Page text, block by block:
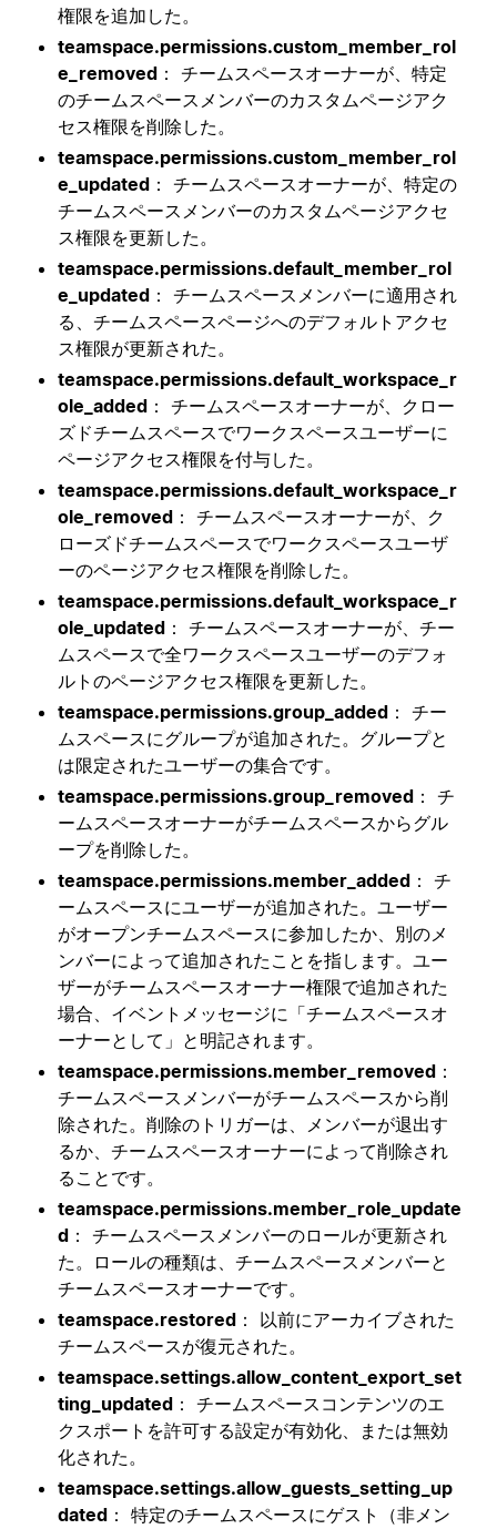
権限を追加した。
teamspace.permissions.custom_member_rol
e_removed ： チームスペースオーナーが、特定
のチームスペースメンバーのカスタムページアク
セス権限を削除した。
teamspace.permissions.custom_member_rol
e_updated ： チームスペースオーナーが、特定の
チームスペースメンバーのカスタムページアクセ
ス権限を更新した。
teamspace.permissions.default_member_rol
e_updated ： チームスペースメンバーに適用され
る、チームスペースページへのデフォルトアクセ
ス権限が更新された。
teamspace.permissions.default_workspace_r
ole_added ： チームスペースオーナーが、クロー
ズドチームスペースでワークスペースユーザーに
ページアクセス権限を付与した。
teamspace.permissions.default_workspace_r
ole_removed ： チームスペースオーナーが、ク
ローズドチームスペースでワークスペースユーザ
ーのページアクセス権限を削除した。
teamspace.permissions.default_workspace_r
ole_updated ： チームスペースオーナーが、チー
ムスペースで全ワークスペースユーザーのデフォ
ルトのページアクセス権限を更新した。
teamspace.permissions.group_added ： チー
ムスペースにグループが追加された。グループと
は限定されたユーザーの集合です。
teamspace.permissions.group_removed ： チ
ームスペースオーナーがチームスペースからグル
ープを削除した。
teamspace.permissions.member_added ： チ
ームスペースにユーザーが追加された。ユーザー
がオープンチームスペースに参加したか、別のメ
ンバーによって追加されたことを指します。ユー
ザーがチームスペースオーナー権限で追加された
場合、イベントメッセージに「チームスペースオ
ーナーとして」と明記されます。
teamspace.permissions.member_removed ：
チームスペースメンバーがチームスペースから削
除された。削除のトリガーは、メンバーが退出す
るか、チームスペースオーナーによって削除され
ることです。
teamspace.permissions.member_role_update
d ： チームスペースメンバーのロールが更新され
た。ロールの種類は、チームスペースメンバーと
チームスペースオーナーです。
teamspace.restored ： 以前にアーカイブされた
チームスペースが復元された。
teamspace.settings.allow_content_export_set
ting_updated ： チームスペースコンテンツのエ
クスポートを許可する設定が有効化、または無効
化された。
teamspace.settings.allow_guests_setting_up
dated ： 特定のチームスペースにゲスト（非メン